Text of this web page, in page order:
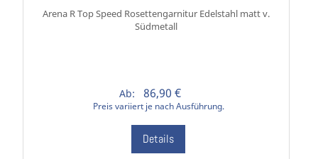
Arena R Top Speed Rosettengarnitur Edelstahl matt v.
Südmetall
Ab: 86,90 €
Preis variiert je nach Ausführung.
Details